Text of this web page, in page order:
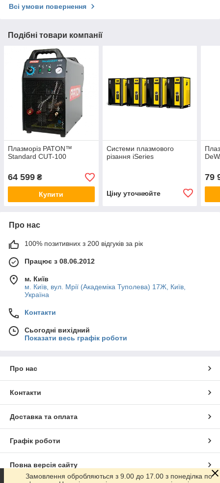
Всі умови повернення
Подібні товари компанії
Плазморіз PATON™
Standard CUT-100
64 599 ₴
Купити
Системи плазмового
різання iSeries
Ціну уточнюйте
79
Про нас
100% позитивних з 200 відгуків за рік
Працює з 08.06.2012
м. Київ
м. Київ, вул. Мрії (Академіка Туполева) 17Ж, Київ,
Україна
Контакти
Сьогодні вихідний
Показати весь графік роботи
Про нас
Контакти
Доставка та оплата
Графік роботи
Повна версія сайту
Замовлення обробляються з 9.00 до 17.00 з понеділка по